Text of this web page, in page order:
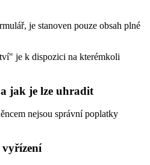
je stanoven pouze obsah plné
je k dispozici na kterémkoli
jak je lze uhradit
nejsou správní poplatky